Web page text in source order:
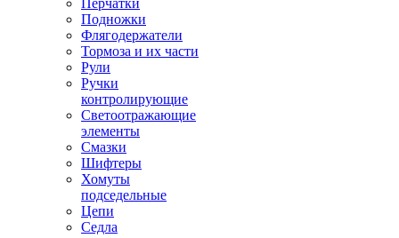
Перчатки
Подножки
Флягодержатели
Тормоза и их части
Рули
Ручки
контролирующие
Светоотражающие
элементы
Смазки
Шифтеры
Хомуты
подседельные
Цепи
Седла